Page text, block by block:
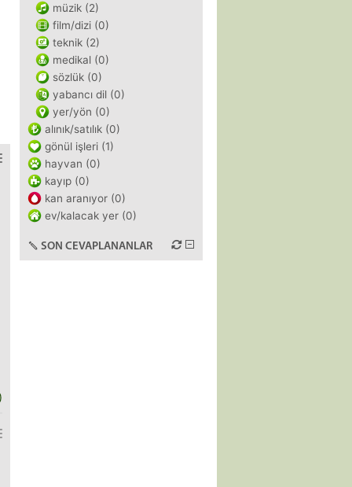
müzik (2)
film/dizi (0)
teknik (2)
medikal (0)
sözlük (0)
yabancı dil (0)
yer/yön (0)
alınık/satılık (0)
gönül işleri (1)
hayvan (0)
kayıp (0)
kan aranıyor (0)
ev/kalacak yer (0)
SON CEVAPLANANLAR